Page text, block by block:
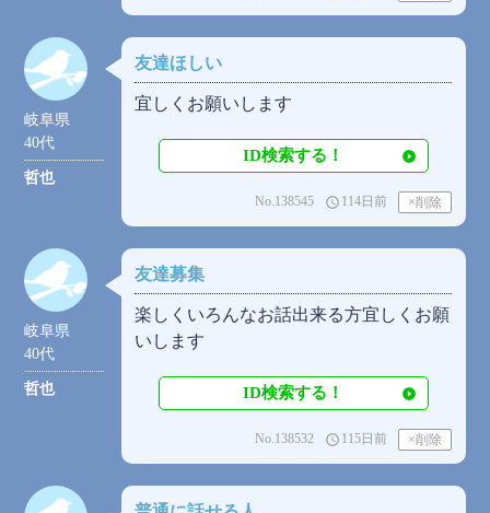
岐阜県
40代
哲也
友達ほしい
宜しくお願いします
ID検索する！
access_time 114日前
No.138545
岐阜県
40代
哲也
友達募集
楽しくいろんなお話出来る方宜しくお願
いします
ID検索する！
access_time 115日前
No.138532